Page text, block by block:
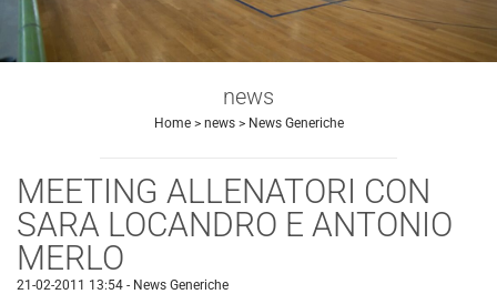
news
Home> news> News Generiche
MEETING ALLENATORI CON
SARA LOCANDRO E ANTONIO
MERLO
21-02-2011 13:54 - News Generiche